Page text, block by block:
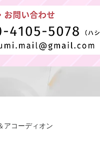
アコーディオン